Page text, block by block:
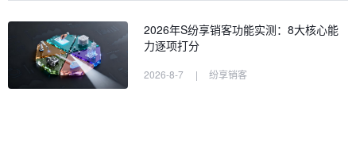
2026年S纷享销客功能实测：8大核心能
力逐项打分
2026-8-7 | 纷享销客